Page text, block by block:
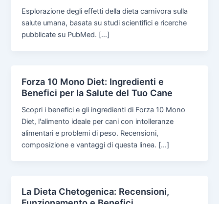
Esplorazione degli effetti della dieta carnivora sulla
salute umana, basata su studi scientifici e ricerche
pubblicate su PubMed. […]
Forza 10 Mono Diet: Ingredienti e
Benefici per la Salute del Tuo Cane
Scopri i benefici e gli ingredienti di Forza 10 Mono
Diet, l'alimento ideale per cani con intolleranze
alimentari e problemi di peso. Recensioni,
composizione e vantaggi di questa linea. […]
La Dieta Chetogenica: Recensioni,